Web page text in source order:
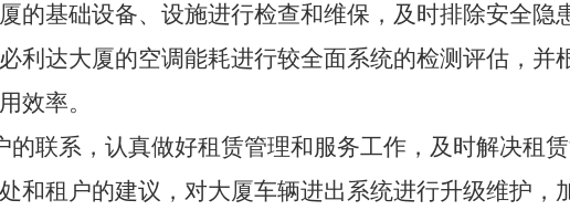
的基础设备、设施进行检查和维保，及时排除安全隐
利达大厦的空调能耗进行较全面系统的检测评估，并
效率。
的联系，认真做好租赁管理和服务工作，及时解决租
和租户的建议，对大厦车辆进出系统进行升级维护，